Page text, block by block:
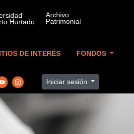
DE INTERÉS FONDOS
Iniciar sesión